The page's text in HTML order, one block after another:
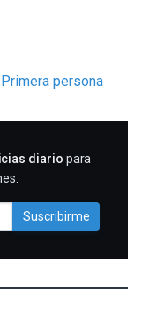
Primera persona
diario para
Suscribirme